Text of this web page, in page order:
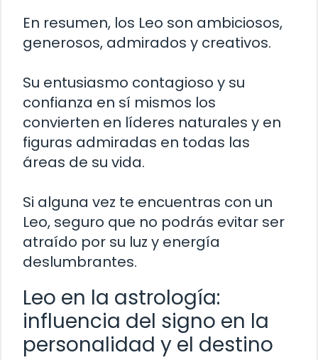
En resumen, los Leo son ambiciosos,
generosos, admirados y creativos.
Su entusiasmo contagioso y su
confianza en sí mismos los
convierten en líderes naturales y en
figuras admiradas en todas las
áreas de su vida.
Si alguna vez te encuentras con un
Leo, seguro que no podrás evitar ser
atraído por su luz y energía
deslumbrantes.
Leo en la astrología:
influencia del signo en la
personalidad y el destino